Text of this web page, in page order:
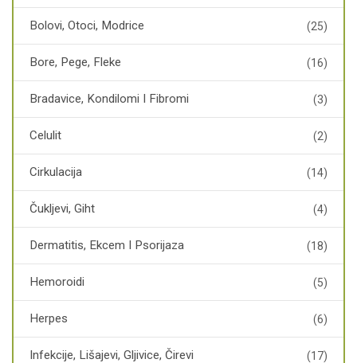
Bolovi, Otoci, Modrice (25)
Bore, Pege, Fleke (16)
Bradavice, Kondilomi I Fibromi (3)
Celulit (2)
Cirkulacija (14)
Čukljevi, Giht (4)
Dermatitis, Ekcem I Psorijaza (18)
Hemoroidi (5)
Herpes (6)
Infekcije, Lišajevi, Gljivice, Čirevi (17)